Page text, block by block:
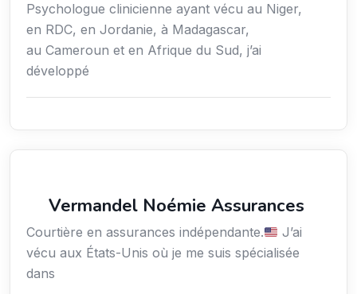
Psychologue clinicienne ayant vécu au Niger,
en RDC, en Jordanie, à Madagascar,
au Cameroun et en Afrique du Sud, j’ai
développé
Vermandel Noémie Assurances
Courtière en assurances indépendante.
J’ai
vécu aux États-Unis où je me suis spécialisée
dans